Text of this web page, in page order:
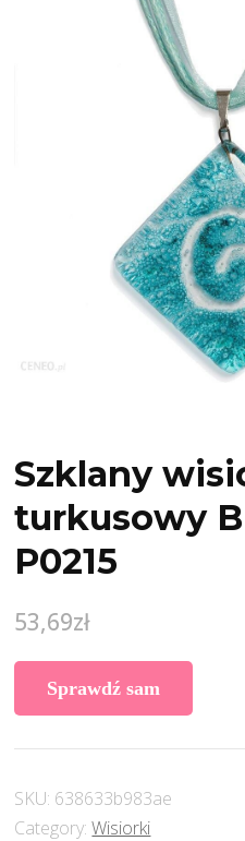
Szklany
turkusowy
P0215
53,69zł
Sprawdź sam
SKU: 638633b983ae
Category:Wisiorki